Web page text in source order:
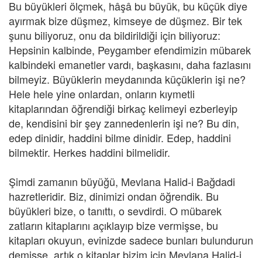
Bu büyükleri ölçmek, hâşâ bu büyük, bu küçük diye
ayırmak bize düşmez, kimseye de düşmez. Bir tek
şunu biliyoruz, onu da bildirildiği için biliyoruz:
Hepsinin kalbinde, Peygamber efendimizin mübarek
kalbindeki emanetler vardı, başkasını, daha fazlasını
bilmeyiz. Büyüklerin meydanında küçüklerin işi ne?
Hele hele yine onlardan, onların kıymetli
kitaplarından öğrendiği birkaç kelimeyi ezberleyip
de, kendisini bir şey zannedenlerin işi ne? Bu din,
edep dinidir, haddini bilme dinidir. Edep, haddini
bilmektir. Herkes haddini bilmelidir.
Şimdi zamanın büyüğü, Mevlana Halid-i Bağdadi
hazretleridir. Biz, dinimizi ondan öğrendik. Bu
büyükleri bize, o tanıttı, o sevdirdi. O mübarek
zatların kitaplarını açıklayıp bize vermişse, bu
kitapları okuyun, evinizde sadece bunları bulundurun
demişse, artık o kitaplar bizim için Mevlana Halid-i